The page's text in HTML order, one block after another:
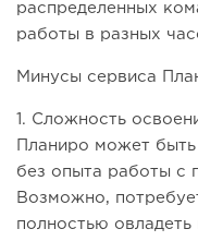
распределенных
работы в разных
Минусы сервиса
1. Сложность
Планиро может
без опыта работы с
Возможно,
полностью